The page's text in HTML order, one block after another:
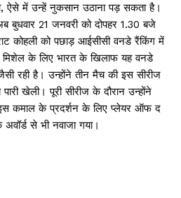
ऐसे में उन्हें नुकसान उठाना पड़ सकता है।
बुधवार 21 जनवरी को दोपहर 1.30 बजे
कोहली को पछाड़ आईसीसी वनडे रैंकिंग में
मिशेल के लिए भारत के खिलाफ यह वनडे
रही है। उन्होंने तीन मैच की इस सीरीज
खेली। पूरी सीरीज के दौरान उन्होंने
इस कमाल के प्रदर्शन के लिए प्लेयर ऑफ द
से भी नवाजा गया।